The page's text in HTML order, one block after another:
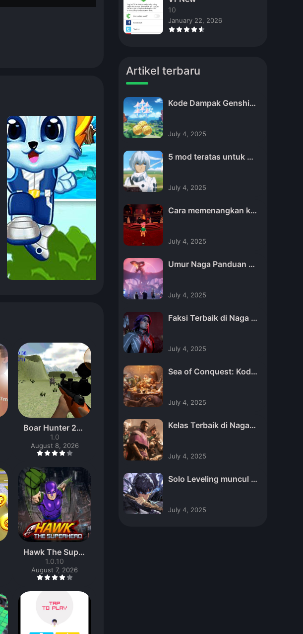
Boar Hunter 201
7
1.0
August 8, 2026
Hawk The Super
Hero Game Tab
1.0.10
August 7, 2026
10
January 22, 2026
Artikel terbaru
Kode Dampak Genshin
July 4, 2025
5 mod teratas untuk m
July 4, 2025
Cara memenangkan ko
July 4, 2025
Umur Naga Panduan V
July 4, 2025
Faksi Terbaik di Naga A
July 4, 2025
Sea of ​​Conquest: Kode
July 4, 2025
Kelas Terbaik di Naga A
July 4, 2025
Solo Leveling muncul k
July 4, 2025